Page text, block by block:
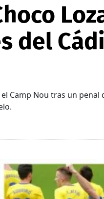
del
Camp Nou tras un